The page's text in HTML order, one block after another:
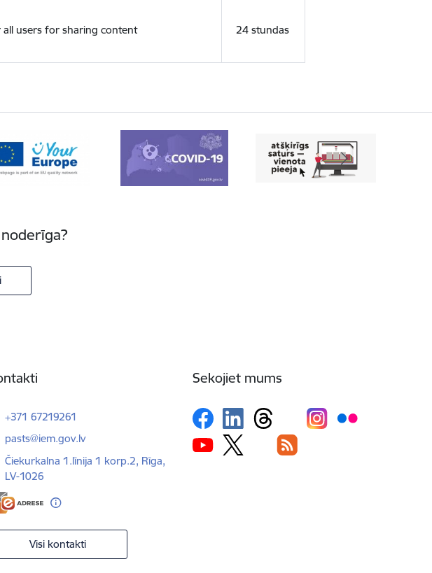
all users for sharing content 24 stundas
+371 67219261
E-pasts:
pasts@iem.gov.lv
Čiekurkalna 1.līnija 1 korp.2, Rīga,
LV-1026
Visi kontakti
Sekojiet mums